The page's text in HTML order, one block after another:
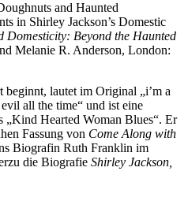
and Haunted
in Shirley Jackson’s Domestic
Domesticity: Beyond the Haunted
Melanie R. Anderson, London:
lautet im Original „i’m a
all the time“ und ist eine
„Kind Hearted Woman Blues“. Er
Fassung von Come Along with
Biografin Ruth Franklin im
die Biografie Shirley Jackson,